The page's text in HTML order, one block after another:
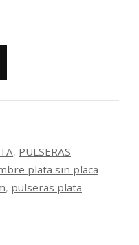
, PULSERAS
plata sin placa
, pulseras plata